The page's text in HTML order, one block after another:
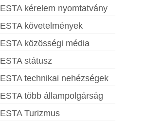
ESTA kérelem nyomtatvány
ESTA követelmények
ESTA közösségi média
ESTA státusz
ESTA technikai nehézségek
ESTA több állampolgárság
ESTA Turizmus